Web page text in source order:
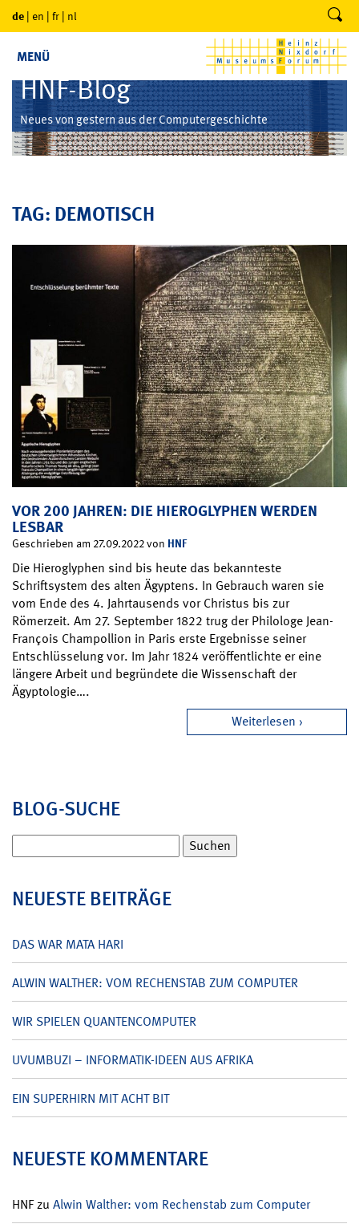
de | en | fr | nl
MENÜ
HNF-Blog
Neues von gestern aus der Computergeschichte
TAG: DEMOTISCH
VOR 200 JAHREN: DIE HIEROGLYPHEN WERDEN
LESBAR
Geschrieben am 27.09.2022 von HNF
Die Hieroglyphen sind bis heute das bekannteste
Schriftsystem des alten Ägyptens. In Gebrauch waren sie
vom Ende des 4. Jahrtausends vor Christus bis zur
Römerzeit. Am 27. September 1822 trug der Philologe Jean-
François Champollion in Paris erste Ergebnisse seiner
Entschlüsselung vor. Im Jahr 1824 veröffentlichte er eine
längere Arbeit und begründete die Wissenschaft der
Ägyptologie….
Weiterlesen
BLOG-SUCHE
nach:
NEUESTE BEITRÄGE
DAS WAR MATA HARI
ALWIN WALTHER: VOM RECHENSTAB ZUM COMPUTER
WIR SPIELEN QUANTENCOMPUTER
UVUMBUZI – INFORMATIK-IDEEN AUS AFRIKA
EIN SUPERHIRN MIT ACHT BIT
NEUESTE KOMMENTARE
HNFzu Alwin Walther: vom Rechenstab zum Computer